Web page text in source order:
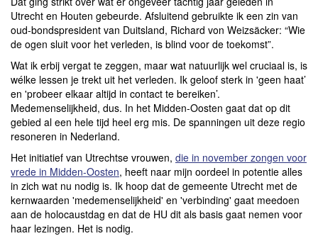
Utrecht en Houten gebeurde. Afsluitend gebruikte ik een zin van
oud-bondspresident van Duitsland, Richard von Weizsäcker: “Wie
de ogen sluit voor het verleden, is blind voor de toekomst”.
Wat ik erbij vergat te zeggen, maar wat natuurlijk wel cruciaal is, is
wélke lessen je trekt uit het verleden. Ik geloof sterk in 'geen haat’
en 'probeer elkaar altijd in contact te bereiken’.
Medemenselijkheid, dus. In het Midden-Oosten gaat dat op dit
gebied al een hele tijd heel erg mis. De spanningen uit deze regio
resoneren in Nederland.
Het initiatief van Utrechtse vrouwen, die in november zongen voor
vrede in Midden-Oosten, heeft naar mijn oordeel in potentie alles
in zich wat nu nodig is. Ik hoop dat de gemeente Utrecht met de
kernwaarden 'medemenselijkheid' en 'verbinding' gaat meedoen
aan de holocaustdag en dat de HU dit als basis gaat nemen voor
haar lezingen. Het is nodig.